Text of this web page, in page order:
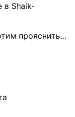
в Shaik-
прояснить…